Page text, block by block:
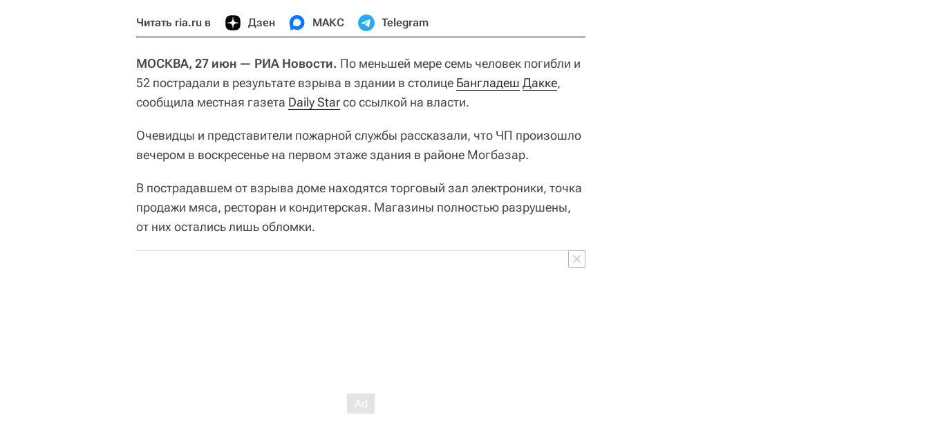
Читать ria.ru в Дзен МАКС Telegram
МОСКВА, 27 июн — РИА Новости. По меньшей мере семь человек погибли и
52 пострадали в результате взрыва в здании в столице Бангладеш Дакке,
сообщила местная газета Daily Starсо ссылкой на власти.
Очевидцы и представители пожарной службы рассказали, что ЧП произошло
вечером в воскресенье на первом этаже здания в районе Могбазар.
В пострадавшем от взрыва доме находятся торговый зал электроники, точка
продажи мяса, ресторан и кондитерская. Магазины полностью разрушены,
от них остались лишь обломки.